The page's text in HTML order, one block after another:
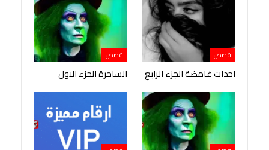
قصص
احداث غامضة الجزء الرابع
قصص
الساحرة الجزء الاول